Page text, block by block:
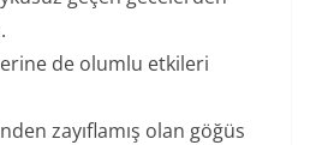
de olumlu etkileri
zayıflamış olan göğüs